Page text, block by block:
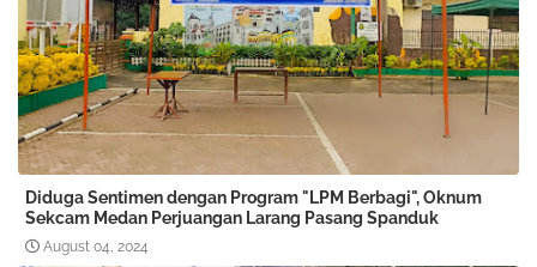
Diduga Sentimen dengan Program "LPM Berbagi", Oknum
Sekcam Medan Perjuangan Larang Pasang Spanduk
August 04, 2024